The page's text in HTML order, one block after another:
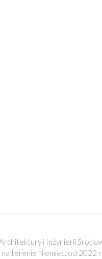
i Inżynierii
terenie Niemiec, od 2022